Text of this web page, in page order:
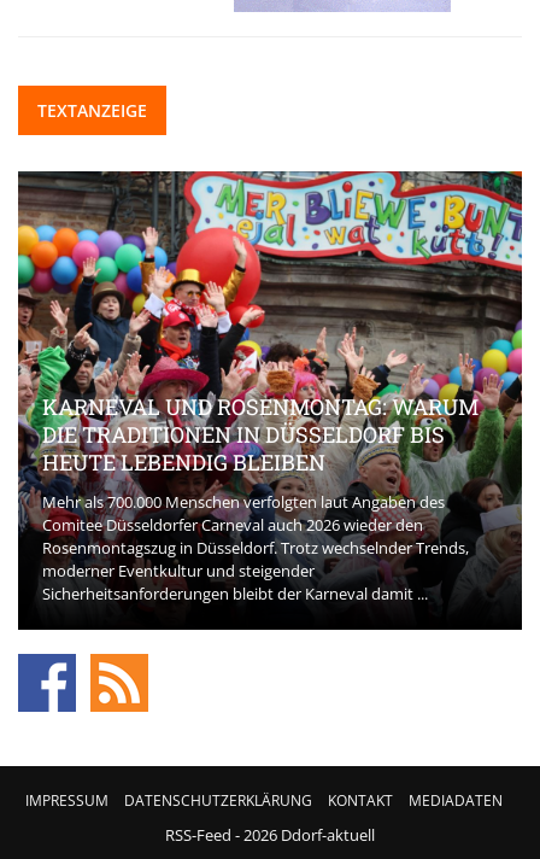
TEXTANZEIGE
KARNEVAL UND ROSENMONTAG: WARUM
DIE TRADITIONEN IN DÜSSELDORF BIS
HEUTE LEBENDIG BLEIBEN
Mehr als 700.000 Menschen verfolgten laut Angaben des
Comitee Düsseldorfer Carneval auch 2026 wieder den
Rosenmontagszug in Düsseldorf. Trotz wechselnder Trends,
moderner Eventkultur und steigender
Sicherheitsanforderungen bleibt der Karneval damit ...
IMPRESSUM DATENSCHUTZERKLÄRUNG KONTAKT MEDIADATEN
RSS-Feed - 2026 Ddorf-aktuell